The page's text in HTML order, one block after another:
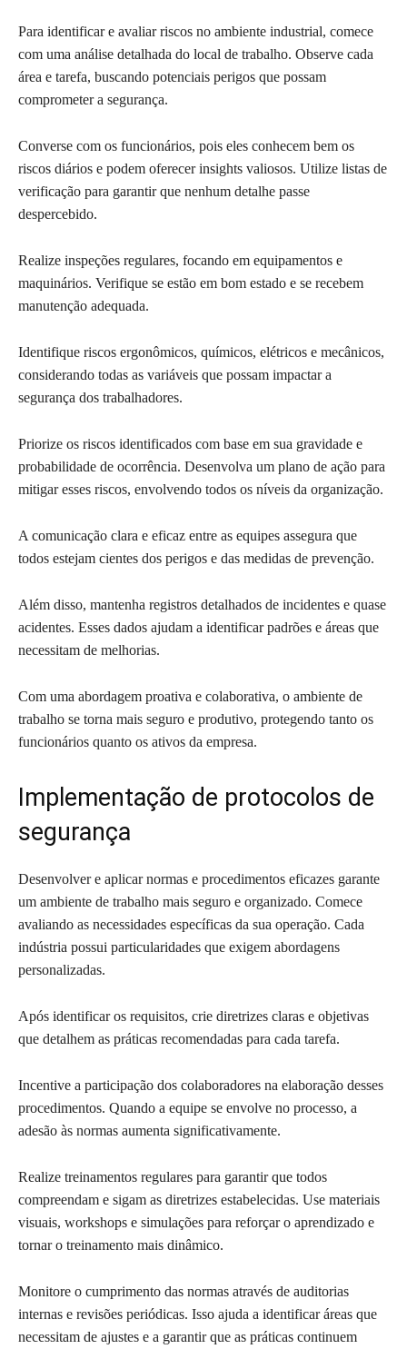
Para identificar e avaliar riscos no ambiente industrial, comece
com uma análise detalhada do local de trabalho. Observe cada
área e tarefa, buscando potenciais perigos que possam
comprometer a segurança.
Converse com os funcionários, pois eles conhecem bem os
riscos diários e podem oferecer insights valiosos. Utilize listas de
verificação para garantir que nenhum detalhe passe
despercebido.
Realize inspeções regulares, focando em equipamentos e
maquinários. Verifique se estão em bom estado e se recebem
manutenção adequada.
Identifique riscos ergonômicos, químicos, elétricos e mecânicos,
considerando todas as variáveis que possam impactar a
segurança dos trabalhadores.
Priorize os riscos identificados com base em sua gravidade e
probabilidade de ocorrência. Desenvolva um plano de ação para
mitigar esses riscos, envolvendo todos os níveis da organização.
A comunicação clara e eficaz entre as equipes assegura que
todos estejam cientes dos perigos e das medidas de prevenção.
Além disso, mantenha registros detalhados de incidentes e quase
acidentes. Esses dados ajudam a identificar padrões e áreas que
necessitam de melhorias.
Com uma abordagem proativa e colaborativa, o ambiente de
trabalho se torna mais seguro e produtivo, protegendo tanto os
funcionários quanto os ativos da empresa.
Implementação de protocolos de
segurança
Desenvolver e aplicar normas e procedimentos eficazes garante
um ambiente de trabalho mais seguro e organizado. Comece
avaliando as necessidades específicas da sua operação. Cada
indústria possui particularidades que exigem abordagens
personalizadas.
Após identificar os requisitos, crie diretrizes claras e objetivas
que detalhem as práticas recomendadas para cada tarefa.
Incentive a participação dos colaboradores na elaboração desses
procedimentos. Quando a equipe se envolve no processo, a
adesão às normas aumenta significativamente.
Realize treinamentos regulares para garantir que todos
compreendam e sigam as diretrizes estabelecidas. Use materiais
visuais, workshops e simulações para reforçar o aprendizado e
tornar o treinamento mais dinâmico.
Monitore o cumprimento das normas através de auditorias
internas e revisões periódicas. Isso ajuda a identificar áreas que
necessitam de ajustes e a garantir que as práticas continuem